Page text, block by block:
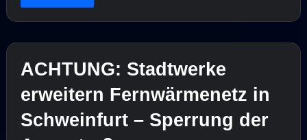
ACHTUNG: Stadtwerke
erweitern Fernwärmenetz in
Schweinfurt – Sperrung der